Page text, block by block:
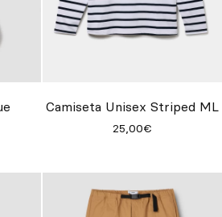
Camiseta Unisex Striped ML
25,00€